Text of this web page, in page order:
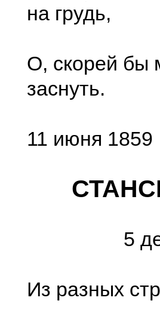
на грудь,
О, скорей бы
заснуть.
11 июня 1859
5
Из разных